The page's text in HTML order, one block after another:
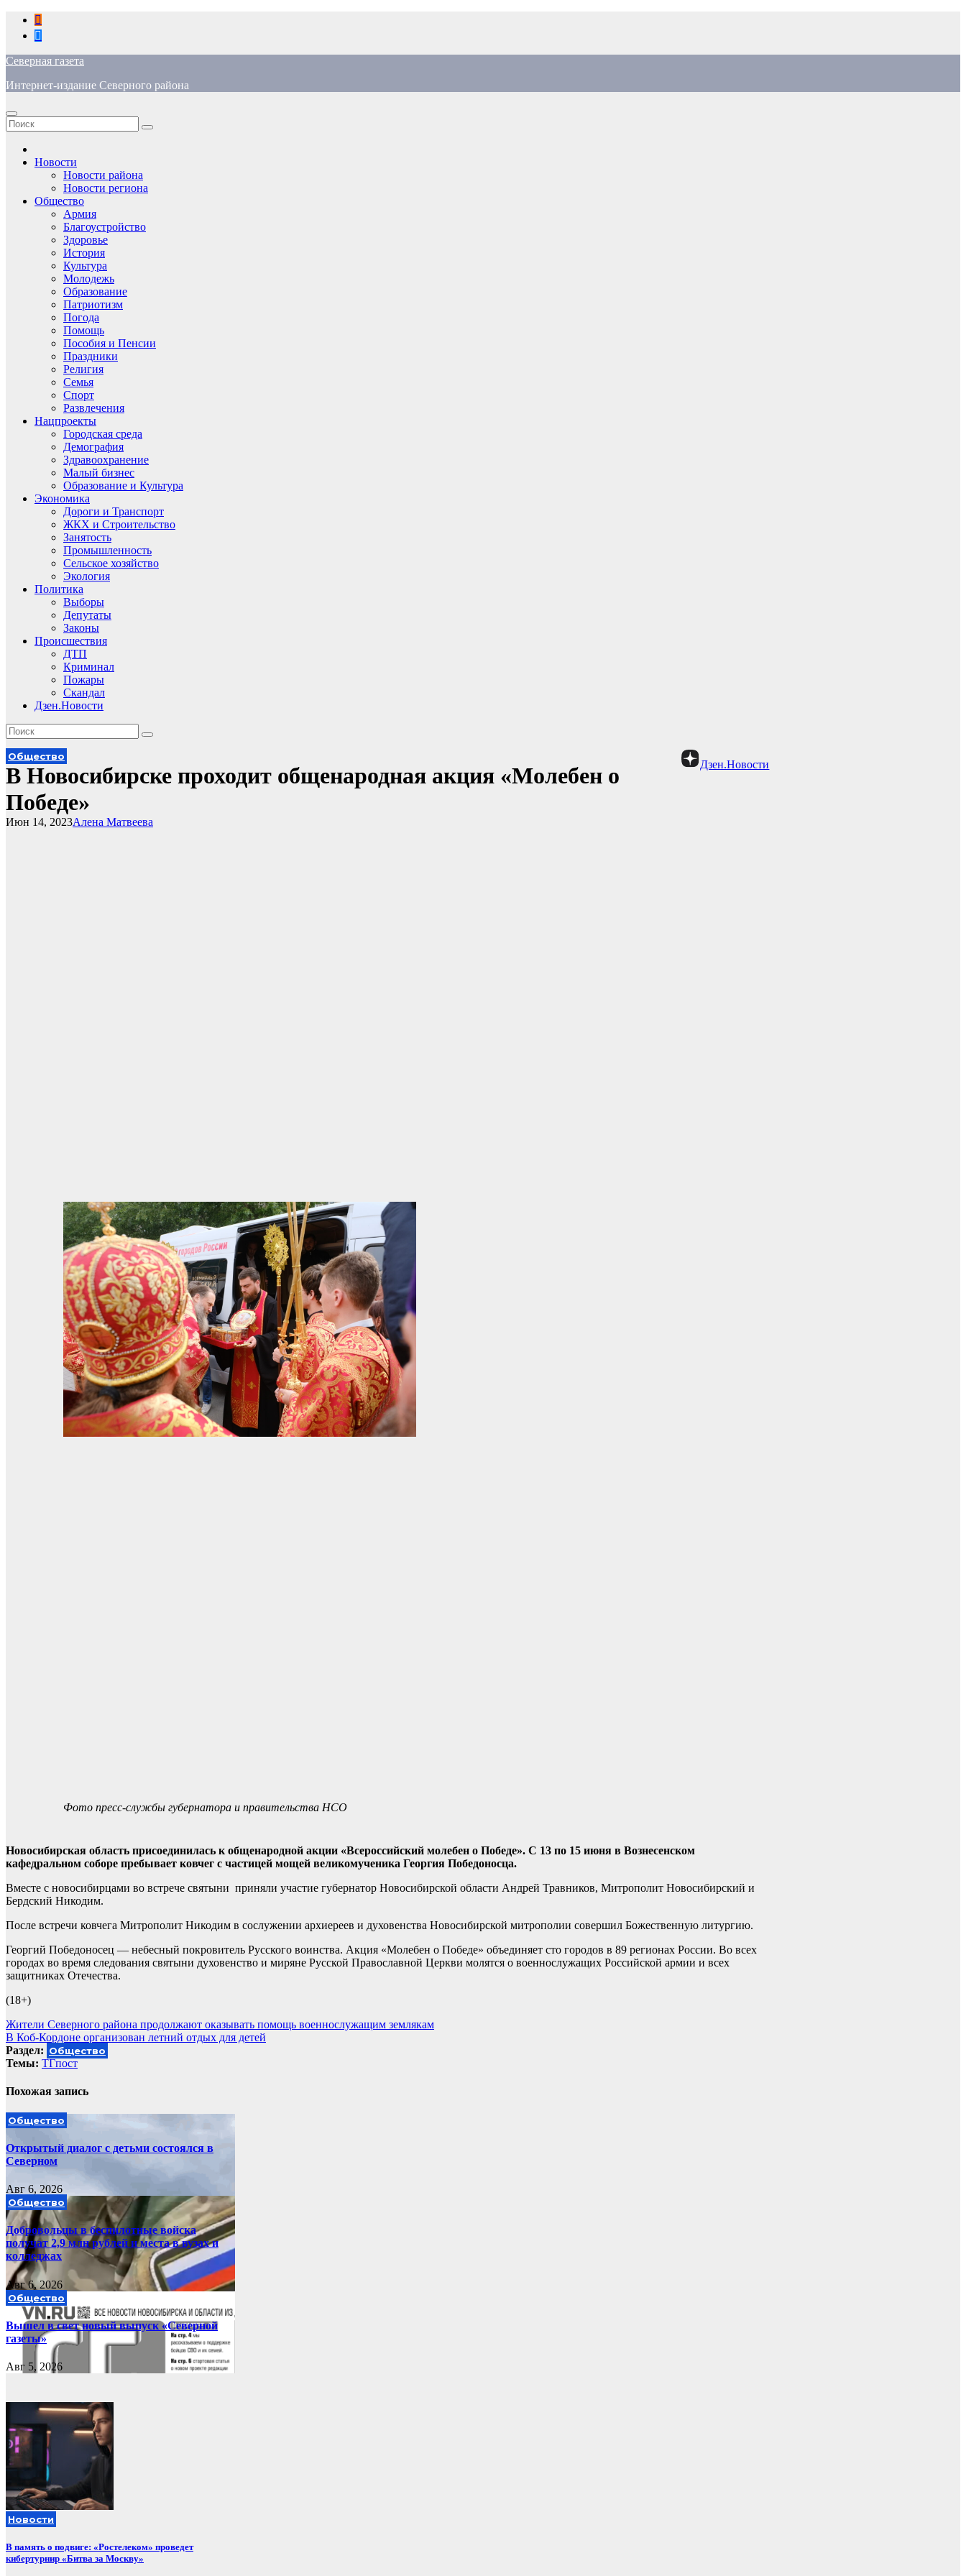
Перейти
содержимому
Северная газета
Интернет-издание Северного района
Новости
Новости района
Новости региона
Общество
Армия
Благоустройство
Здоровье
История
Культура
Молодежь
Образование
Патриотизм
Погода
Помощь
Пособия и Пенсии
Праздники
Религия
Семья
Спорт
Развлечения
Нацпроекты
Городская среда
Демография
Здравоохранение
Малый бизнес
Образование и Культура
Экономика
Дороги и Транспорт
ЖКХ и Строительство
Занятость
Промышленность
Сельское хозяйство
Экология
Политика
Выборы
Депутаты
Законы
Происшествия
ДТП
Криминал
Пожары
Скандал
Дзен.Новости
Дзен.Новости
Общество
В Новосибирске проходит общенародная акция «Молебен о
Победе»
Алена Матвеева
Июн 14, 2023
Фото пресс-службы губернатора и правительства НСО
Новосибирская область присоединилась к общенародной акции «Всероссийский молебен о Победе». С 13 по 15 июня в Вознесенском
кафедральном соборе пребывает ковчег с частицей мощей великомученика Георгия Победоносца.
Вместе с новосибирцами во встрече святыни приняли участие губернатор Новосибирской области Андрей Травников, Митрополит Новосибирский и
Бердский Никодим.
После встречи ковчега Митрополит Никодим в сослужении архиереев и духовенства Новосибирской митрополии совершил Божественную литургию.
Георгий Победоносец — небесный покровитель Русского воинства. Акция «Молебен о Победе» объединяет сто городов в 89 регионах России. Во всех
городах во время следования святыни духовенство и миряне Русской Православной Церкви молятся о военнослужащих Российской армии и всех
защитниках Отечества.
(18+)
Навигация
по
записям
Жители Северного района продолжают оказывать помощь военнослужащим землякам
В Коб-Кордоне организован летний отдых для детей
Раздел: Общество
Темы: ТГпост
Похожая запись
Общество
Открытый диалог с детьми состоялся в
Северном
Авг 6, 2026
Общество
Добровольцы в беспилотные войска
получат 2,9 млн рублей и места в вузах и
колледжах
Авг 6, 2026
Общество
Вышел в свет новый выпуск «Северной
газеты»
Авг 5, 2026
Новости
В память о подвиге: «Ростелеком» проведет
кибертурнир «Битва за Москву»